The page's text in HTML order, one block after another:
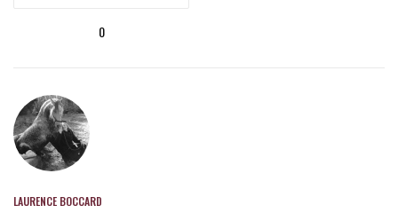
0
LAURENCE BOCCARD